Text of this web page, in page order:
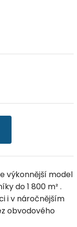
výkonnější model
do 1 800 m² .
i v náročnějším
obvodového